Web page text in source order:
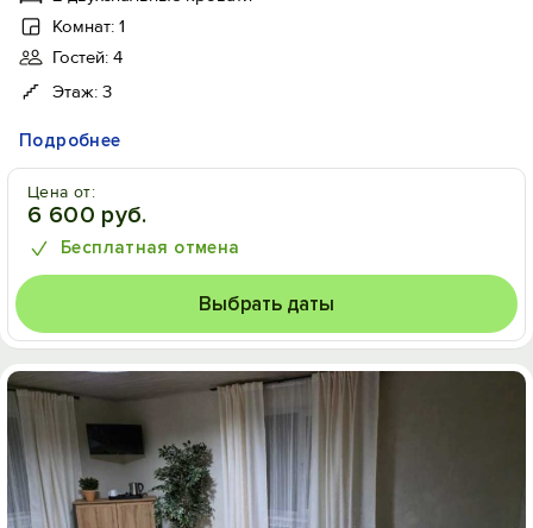
Комнат: 1
Гостей: 4
Этаж: 3
Подробнее
Цена от:
6 600 руб.
Бесплатная отмена
Выбрать даты